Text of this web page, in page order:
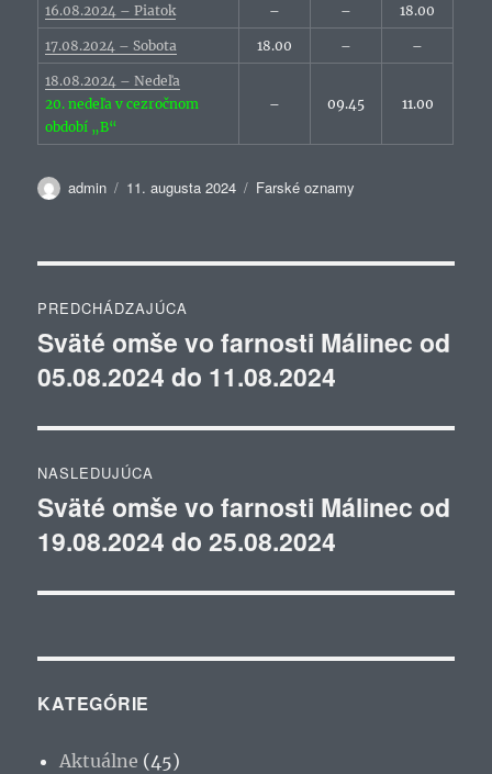
16.08.2024 – Piatok – – 18.00
17.08.2024 – Sobota 18.00 – –
18.08.2024 – Nedeľa
20. nedeľa v cezročnom
období „B“
– 09.45 11.00
Autor
admin Publikované
11. augusta 2024 Kategórie
Farské oznamy
v
článku
PREDCHÁDZAJÚCA
Predchádzajúci
článok:
Sväté omše vo farnosti Málinec od
05.08.2024 do 11.08.2024
NASLEDUJÚCA
Ďalší
článok:
Sväté omše vo farnosti Málinec od
19.08.2024 do 25.08.2024
KATEGÓRIE
Aktuálne (45)